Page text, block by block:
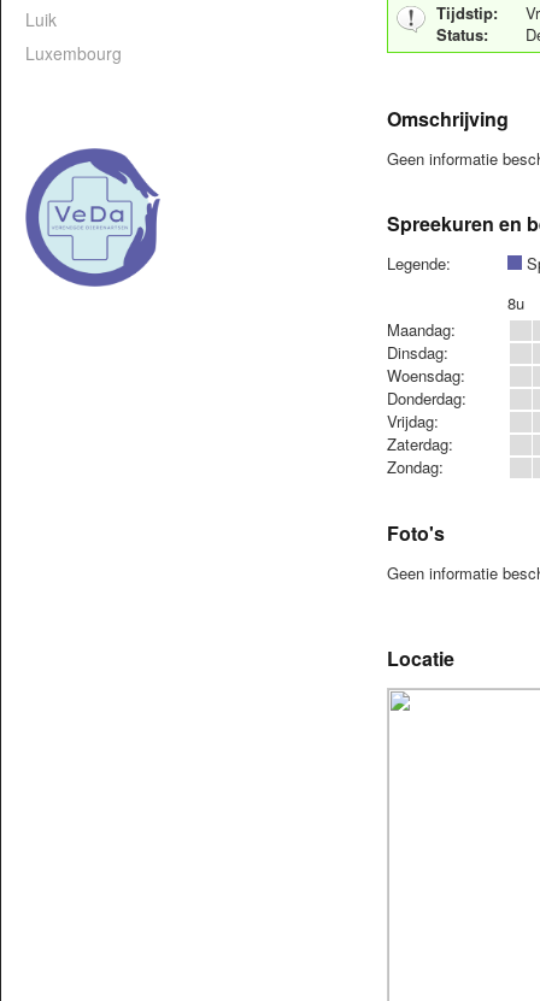
Luik
Luxembourg
Tijdstip:
Status:
Omschrijving
Geen informatie
Spreekuren en
Legende:
8u
Maandag:
Dinsdag:
Woensdag:
Donderdag:
Vrijdag:
Zaterdag:
Zondag:
Foto's
Geen informatie
Locatie